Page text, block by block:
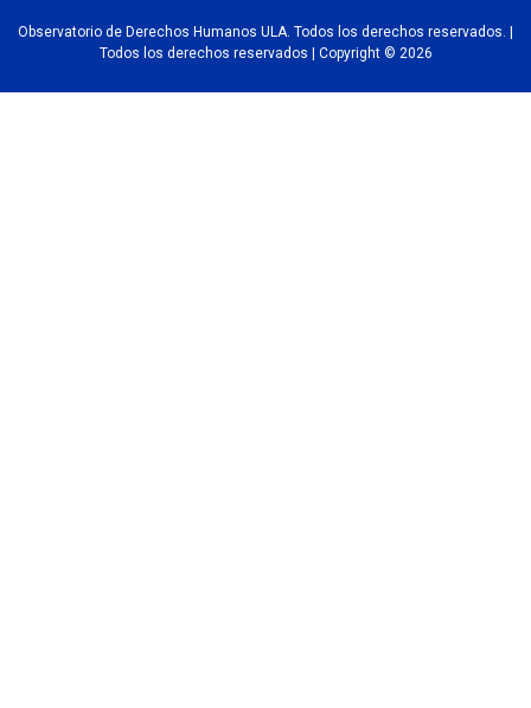
Observatorio de Derechos Humanos ULA. Todos los derechos reservados. |
Todos los derechos reservados | Copyright © 2026